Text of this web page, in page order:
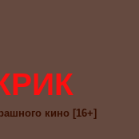
кино [16+]